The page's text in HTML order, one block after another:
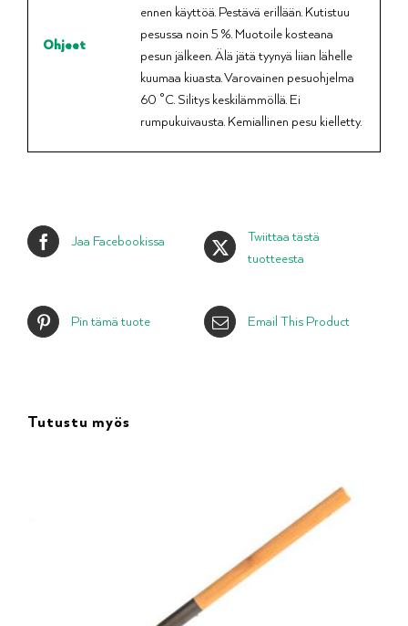
Ohjeet
ennen käyttöä. Pestävä erillään. Kutistuu
pesussa noin 5 %. Muotoile kosteana
pesun jälkeen. Älä jätä tyynyä liian lähelle
kuumaa kiuasta. Varovainen pesuohjelma
60 °C. Silitys keskilämmöllä. Ei
rumpukuivausta. Kemiallinen pesu kielletty.
Jaa Facebookissa
Twiittaa tästä
tuotteesta
Pin tämä tuote Email This Product
Tutustu myös